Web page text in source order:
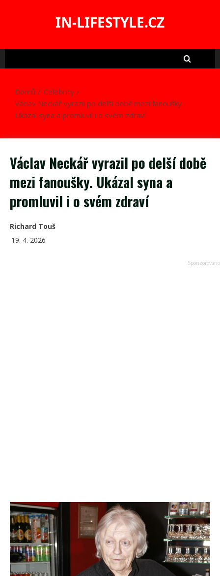
IN-LIFESTYLE.CZ
Domů
Celebrity
Václav Neckář vyrazil po delší době mezi fanoušky.
Ukázal syna a promluvil i o svém zdraví
Václav Neckář vyrazil po delší době
mezi fanoušky. Ukázal syna a
promluvil i o svém zdraví
Richard Touš
19. 4. 2026